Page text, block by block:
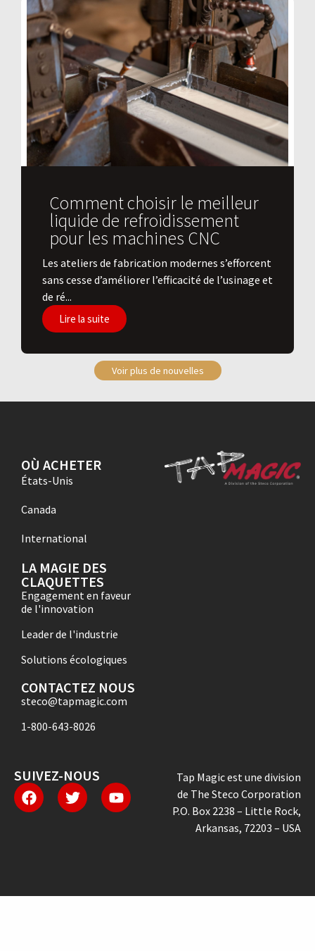
Comment choisir le meilleur
liquide de refroidissement
pour les machines CNC
Les ateliers de fabrication modernes s’efforcent
sans cesse d’améliorer l’efficacité de l’usinage et
de ré...
Lire la suite
Voir plus de nouvelles
OÙ ACHETER
États-Unis
Canada
International
LA MAGIE DES
CLAQUETTES
Engagement en faveur
de l'innovation
Leader de l'industrie
Solutions écologiques
CONTACTEZ NOUS
steco@tapmagic.com
1-800-643-8026
SUIVEZ-NOUS
Tap Magic est une division
de The Steco Corporation
P.O. Box 2238 – Little Rock,
Arkansas, 72203 – USA